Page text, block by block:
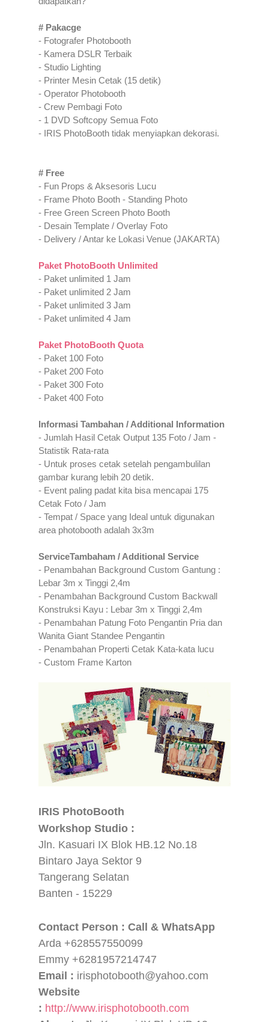
# Pakacge
- Fotografer Photobooth
- Kamera DSLR Terbaik
- Studio Lighting
- Printer Mesin Cetak (15 detik)
- Operator Photobooth
- Crew Pembagi Foto
- 1 DVD Softcopy Semua Foto
- IRIS PhotoBooth tidak menyiapkan dekorasi.
# Free
- Fun Props & Aksesoris Lucu
- Frame Photo Booth - Standing Photo
- Free Green Screen Photo Booth
- Desain Template / Overlay Foto
- Delivery / Antar ke Lokasi Venue (JAKARTA)
Paket PhotoBooth Unlimited
- Paket unlimited 1 Jam
- Paket unlimited 2 Jam
- Paket unlimited 3 Jam
- Paket unlimited 4 Jam
Paket PhotoBooth Quota
- Paket 100 Foto
- Paket 200 Foto
- Paket 300 Foto
- Paket 400 Foto
Informasi Tambahan / Additional Information
- Jumlah Hasil Cetak Output 135 Foto / Jam -
Statistik Rata-rata
- Untuk proses cetak setelah pengambulilan
gambar kurang lebih 20 detik.
- Event paling padat kita bisa mencapai 175
Cetak Foto / Jam
- Tempat / Space yang Ideal untuk digunakan
area photobooth adalah 3x3m
ServiceTambaham / Additional Service
- Penambahan Background Custom Gantung :
Lebar 3m x Tinggi 2,4m
- Penambahan Background Custom Backwall
Konstruksi Kayu : Lebar 3m x Tinggi 2,4m
- Penambahan Patung Foto Pengantin Pria dan
Wanita Giant Standee Pengantin
- Penambahan Properti Cetak Kata-kata lucu
- Custom Frame Karton
IRIS PhotoBooth
Workshop Studio :
Jln. Kasuari IX Blok HB.12 No.18
Bintaro Jaya Sektor 9
Tangerang Selatan
Banten - 15229
Contact Person : Call & WhatsApp
Arda +628557550099
Emmy +6281957214747
Email : irisphotobooth@yahoo.com
Website
: http://www.irisphotobooth.com